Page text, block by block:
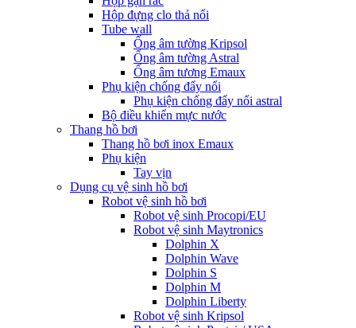
Hộp đựng clo thả nổi
Tube wall
Ống âm tường Kripsol
Ống âm tường Astral
Ống âm tương Emaux
Phụ kiện chống đẩy nổi
Phụ kiện chống đẩy nổi astral
Bộ điều khiển mực nước
Thang hồ bơi
Thang hồ bơi inox Emaux
Phụ kiện
Tay vịn
Dụng cụ vệ sinh hồ bơi
Robot vệ sinh hồ bơi
Robot vệ sinh Procopi/EU
Robot vệ sinh Maytronics
Dolphin X
Dolphin Wave
Dolphin S
Dolphin M
Dolphin Liberty
Robot vệ sinh Kripsol